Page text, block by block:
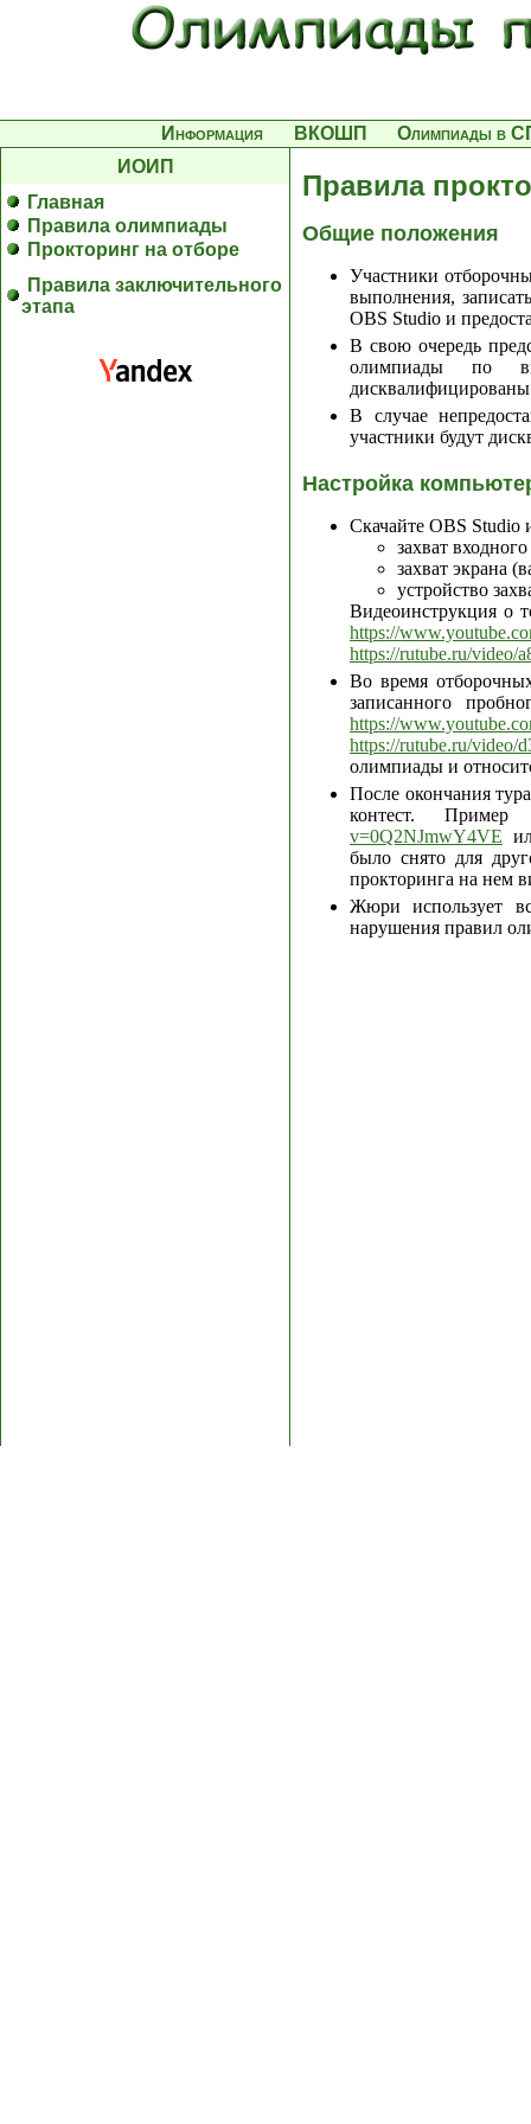
Информация ВКОШП
Олимпиады в
ИОИП
Главная
Правила олимпиады
Прокторинг на отборе
Правила заключительного
этапа
Правила
Общие положения
Участники
выполнения,
OBS Studio и
В свою очередь
олимпиады по
В случае
участники будут
Настройка
Скачайте OBS Studio
захват
захват экрана
устройство
Видеоинструкция о
https://
https://rutube.ru/video/
Во время
записанного
https://
https://rutube.ru/video/
олимпиады и
После окончания
контест.
v=0Q2NJmwY4VE
было снято для
прокторинга на нем
Жюри использует
нарушения правил